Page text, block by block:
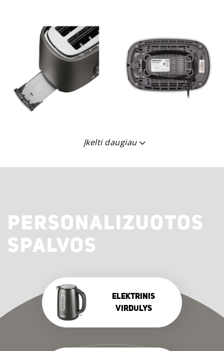
Įkelti daugiau
PERSONALIZUOTOS
SPALVOS
ELEKTRINIS
VIRDULYS